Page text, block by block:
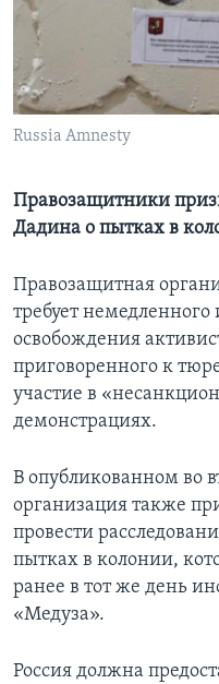
Learning English
СОЦИАЛЬНЫЕ СЕТИ
Языки
Russia Amnesty
Правозащитники
Дадина о пытках в
Правозащитная
требует немедленного
освобождения
приговоренного к
участие в
демонстрациях.
В опубликованном во
организация также
провести
пытках в колонии,
ранее в тот же день
«Медуза».
Россия должна